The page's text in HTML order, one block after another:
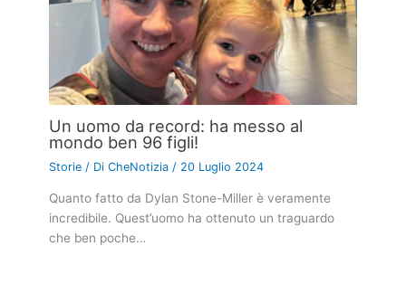
Un uomo da record: ha messo al
mondo ben 96 figli!
Storie / DiCheNotizia / 20 Luglio 2024
Quanto fatto da Dylan Stone-Miller è veramente
incredibile. Quest’uomo ha ottenuto un traguardo
che ben poche…